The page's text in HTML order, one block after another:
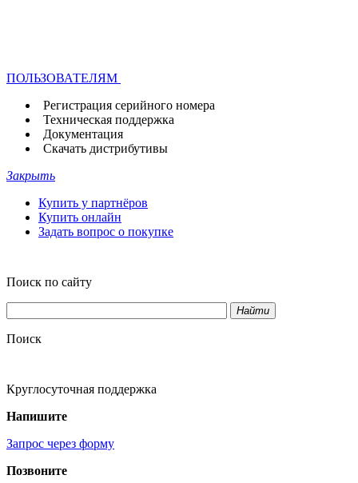
ПОЛЬЗОВАТЕЛЯМ
Регистрация серийного номера
Техническая поддержка
Документация
Скачать дистрибутивы
Закрыть
Купить у партнёров
Купить онлайн
Задать вопрос о покупке
Поиск по сайту
Найти
Поиск
Круглосуточная поддержка
Напишите
Запрос через форму
Позвоните